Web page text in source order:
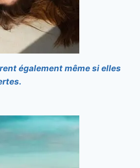
également même si elles